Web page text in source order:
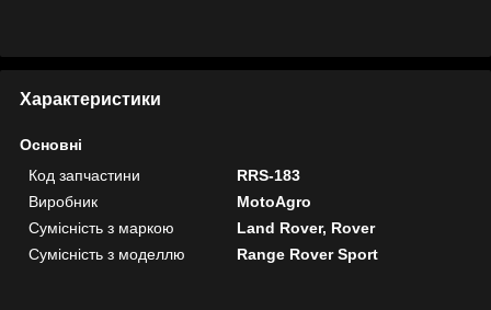
Характеристики
Основні
Код запчастини
RRS-183
Виробник
MotoAgro
Сумісність з маркою
Land Rover, Rover
Сумісність з моделлю
Range Rover Sport